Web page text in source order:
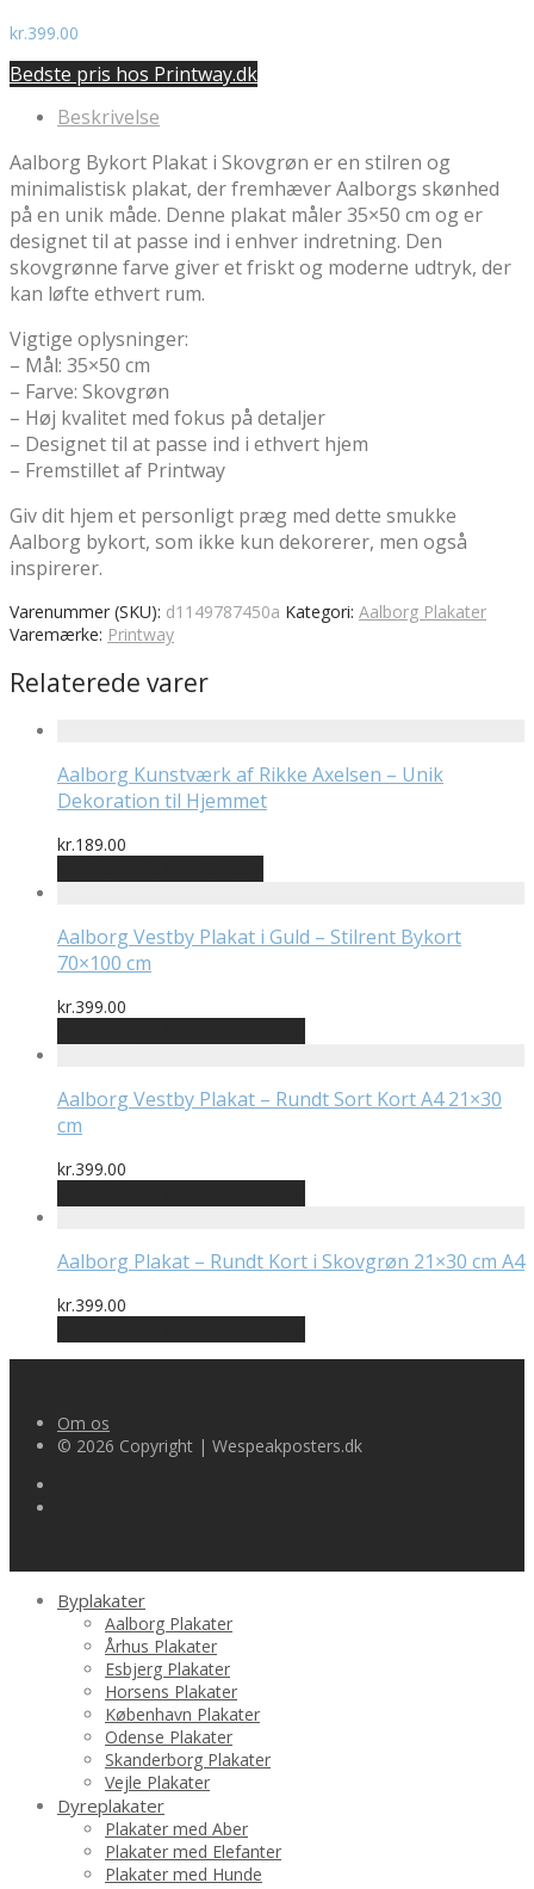
kr.399.00
Bedste pris hos Printway.dk
Beskrivelse
Aalborg Bykort Plakat i Skovgrøn er en stilren og
minimalistisk plakat, der fremhæver Aalborgs skønhed
på en unik måde. Denne plakat måler 35×50 cm og er
designet til at passe ind i enhver indretning. Den
skovgrønne farve giver et friskt og moderne udtryk, der
kan løfte ethvert rum.
Vigtige oplysninger:
– Mål: 35×50 cm
– Farve: Skovgrøn
– Høj kvalitet med fokus på detaljer
– Designet til at passe ind i ethvert hjem
– Fremstillet af Printway
Giv dit hjem et personligt præg med dette smukke
Aalborg bykort, som ikke kun dekorerer, men også
inspirerer.
Varenummer (SKU): d1149787450a Kategori: Aalborg Plakater
Varemærke: Printway
Relaterede varer
Aalborg Kunstværk af Rikke Axelsen – Unik
Dekoration til Hjemmet
kr.189.00
Aalborg Vestby Plakat i Guld – Stilrent Bykort
70×100 cm
kr.399.00
Aalborg Vestby Plakat – Rundt Sort Kort A4 21×30
cm
kr.399.00
Aalborg Plakat – Rundt Kort i Skovgrøn 21×30 cm A4
kr.399.00
Om os
© 2026 Copyright | Wespeakposters.dk
Byplakater
Aalborg Plakater
Århus Plakater
Esbjerg Plakater
Horsens Plakater
København Plakater
Odense Plakater
Skanderborg Plakater
Vejle Plakater
Dyreplakater
Plakater med Aber
Plakater med Elefanter
Plakater med Hunde